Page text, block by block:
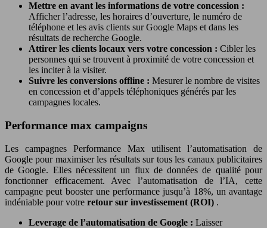
Mettre en avant les informations de votre concession :
Afficher l’adresse, les horaires d’ouverture, le numéro de
téléphone et les avis clients sur Google Maps et dans les
résultats de recherche Google.
Attirer les clients locaux vers votre concession : Cibler les
personnes qui se trouvent à proximité de votre concession et
les inciter à la visiter.
Suivre les conversions offline : Mesurer le nombre de visites
en concession et d’appels téléphoniques générés par les
campagnes locales.
Performance max campaigns
Les campagnes Performance Max utilisent l’automatisation de
Google pour maximiser les résultats sur tous les canaux publicitaires
de Google. Elles nécessitent un flux de données de qualité pour
fonctionner efficacement. Avec l’automatisation de l’IA, cette
campagne peut booster une performance jusqu’à 18%, un avantage
indéniable pour votre retour sur investissement (ROI) .
Leverage de l’automatisation de Google : Laisser